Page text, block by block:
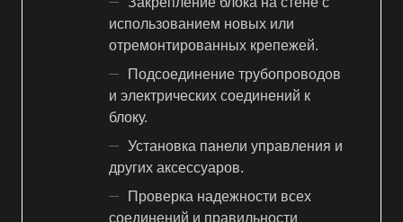
использованием новых или
отремонтированных крепежей.
Подсоединение трубопроводов
и электрических соединений к
блоку.
Установка панели управления и
других аксессуаров.
Проверка надежности всех
соединений и правильности